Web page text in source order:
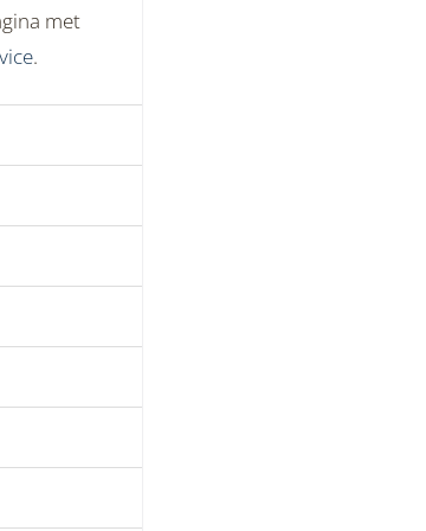
met
.